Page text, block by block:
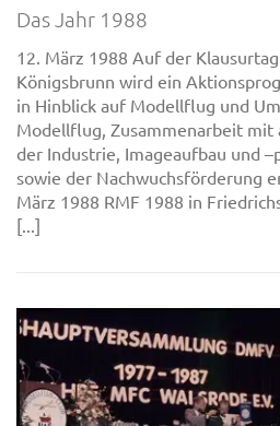
Das Jahr 1988
12. März 1988 Auf der
Königsbrunn wird ein
in Hinblick auf Modellflug und
Modellflug, Zusammenarbeit mit
der Industrie, Imageaufbau und
sowie der Nachwuchsförderung
März 1988 RMF 1988 in
[...]